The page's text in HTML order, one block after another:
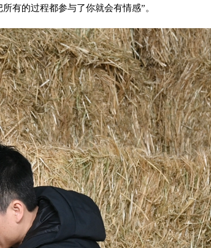
有的过程都参与了你就会有情感”。